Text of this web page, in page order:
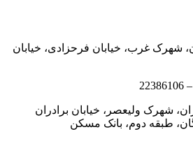
شهرک غرب، خیابان فرحزادی، خیابان
شهرک ولیعصر، خیابان برادران
طبقه دوم، بانک مسکن